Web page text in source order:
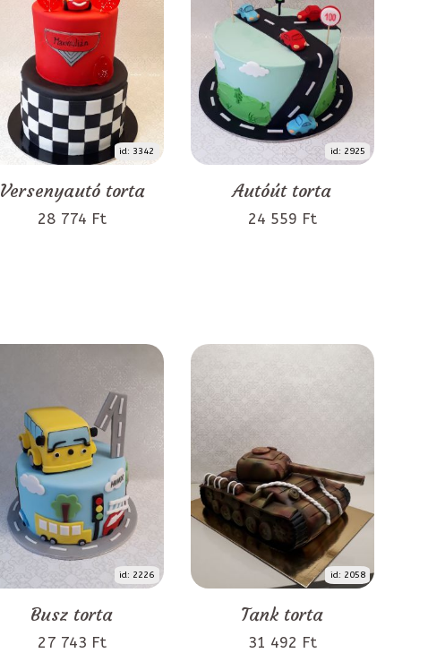
id: 3342
Versenyautó torta
28 774 Ft
id: 2925
Autóút torta
24 559 Ft
id: 2226
Busz torta
27 743 Ft
id: 2058
Tank torta
31 492 Ft